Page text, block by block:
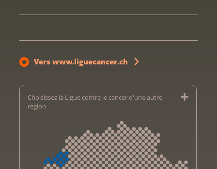
Vers www.liguecancer.ch
Choisissez la Ligue contre le cancer d'une autre
région